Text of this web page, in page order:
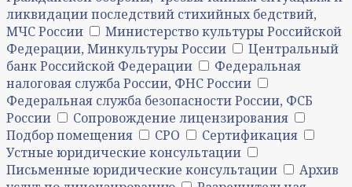
ликвидации последствий стихийных бедствий,
МЧС России
Министерство культуры Российской
Федерации, Минкультуры России
Центральный
банк Российской Федерации
Федеральная
налоговая служба России, ФНС России
Федеральная служба безопасности России, ФСБ
России
Сопровождение лицензирования
Подбор помещения
СРО
Сертификация
Устные юридические консультации
Письменные юридические консультации
Архив